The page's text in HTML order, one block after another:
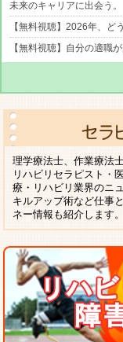
未来のキャリアに出会う
【無料視聴】2026年、ど
【無料視聴】自分の適職
理学療法士、作業療法
リハビリセラピスト・
療・リハビリ業界のニ
キルアップ術など仕事
ネー情報も紹介します。